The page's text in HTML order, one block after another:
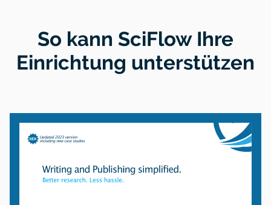
So kann SciFlow Ihre
Einrichtung unterstützen